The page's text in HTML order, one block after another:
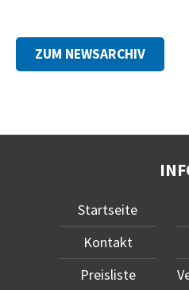
ZUM NEWSARCHIV
Startseite
Kontakt
Preisliste